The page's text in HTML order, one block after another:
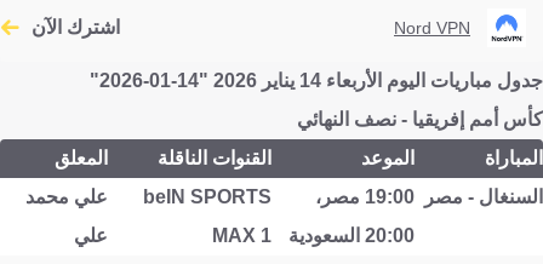
Nord VPN اشترك الآن
جدول مباريات اليوم الأربعاء 14 يناير 2026 "14-01-2026"
كأس أمم إفريقيا - نصف النهائي
المباراة
الموعد القنوات الناقلة
المعلق
السنغال - مصر
19:00 مصر،
20:00 السعودية
beIN SPORTS
MAX 1
علي محمد
علي